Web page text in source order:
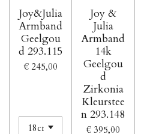
Joy&Julia
Armband
Geelgou
d 293.115
€ 245,00
Joy &
Julia
Armband
14k
Geelgou
d
Zirkonia
Kleurstee
n 293.148
€ 395,00